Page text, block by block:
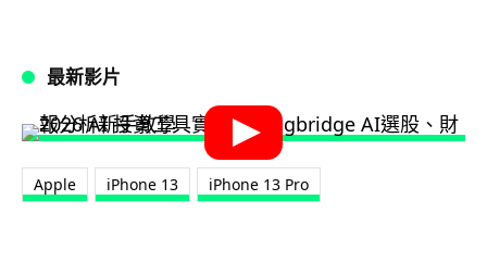
最新影片
Apple iPhone 13 iPhone 13 Pro